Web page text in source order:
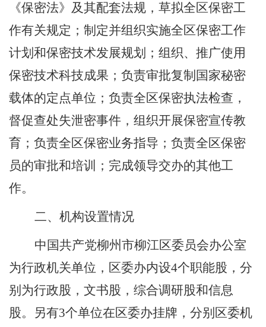
《保密法》及其配套法规，草拟全区保密工
作有关规定；制定并组织实施全区保密工作
计划和保密技术发展规划；组织、推广使用
保密技术科技成果；负责审批复制国家秘密
载体的定点单位；负责全区保密执法检查，
督促查处失泄密事件，组织开展保密宣传教
育；负责全区保密业务指导；负责全区保密
员的审批和培训；完成领导交办的其他工
作。
二、机构设置情况
中国共产党柳州市柳江区委员会办公室
为行政机关单位，区委办内设4个职能股，分
别为行政股，文书股，综合调研股和信息
股。另有3个单位在区委办挂牌，分别区委机